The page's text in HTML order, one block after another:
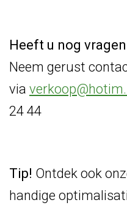
Heeft u nog
Neem gerust
via
24 44
Tip! Ontdek ook
handige